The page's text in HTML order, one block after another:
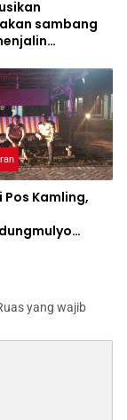
sambang
Kamling,
yang wajib